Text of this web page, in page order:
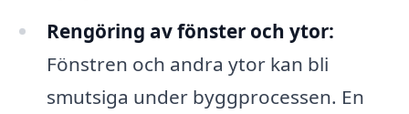
Rengöring av fönster och ytor:
Fönstren och andra ytor kan bli
smutsiga under byggprocessen. En